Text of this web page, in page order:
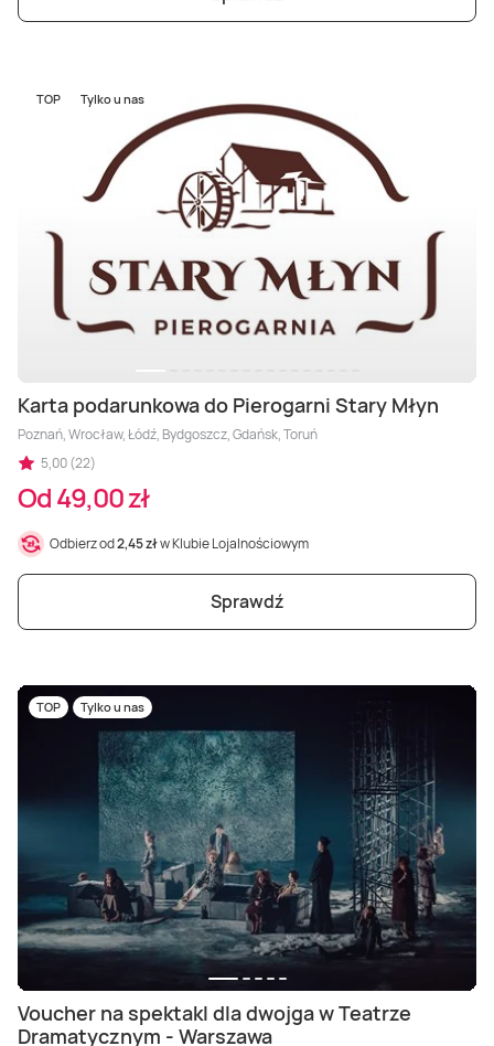
TOP Tylko u nas
Karta podarunkowa do Pierogarni Stary Młyn
Poznań, Wrocław, Łódź, Bydgoszcz, Gdańsk, Toruń
5,00 (22)
Od 49,00 zł
Odbierz od2,45 złw Klubie Lojalnościowym
Sprawdź
TOP Tylko u nas
Voucher na spektakl dla dwojga w Teatrze
Dramatycznym - Warszawa